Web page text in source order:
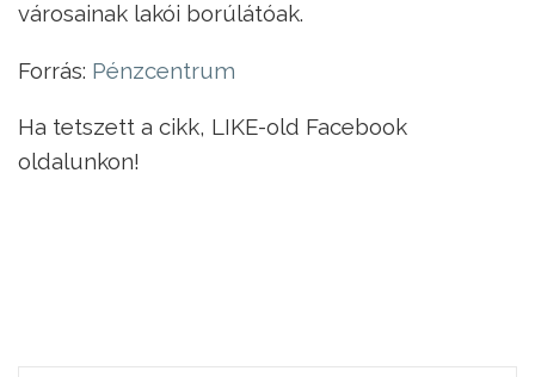
városainak lakói borúlátóak.
Forrás: Pénzcentrum
Ha tetszett a cikk, LIKE-old Facebook
oldalunkon!